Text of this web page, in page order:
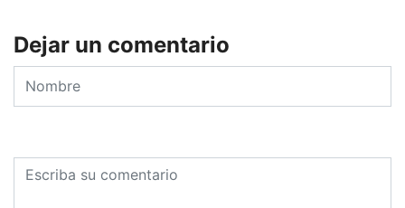
Dejar un comentario